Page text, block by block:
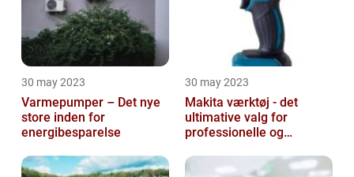
30 may 2023
Varmepumper – Det nye
store inden for
energibesparelse
30 may 2023
Makita værktøj - det
ultimative valg for
professionelle og
selv'ere